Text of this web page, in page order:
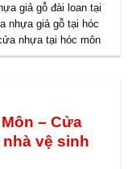
giả gỗ đài loan tại
nhựa giả gỗ tại hóc
nhựa tại hóc môn
– Cửa
vệ sinh